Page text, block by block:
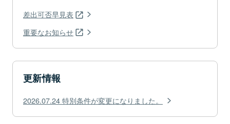
差出可否早見表
重要なお知らせ
更新情報
2026.07.24 特別条件が変更になりました。